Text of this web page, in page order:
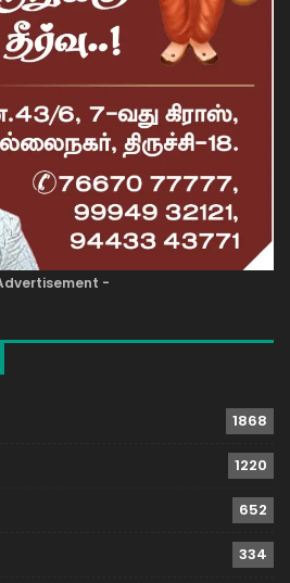
-
1868
1220
652
334